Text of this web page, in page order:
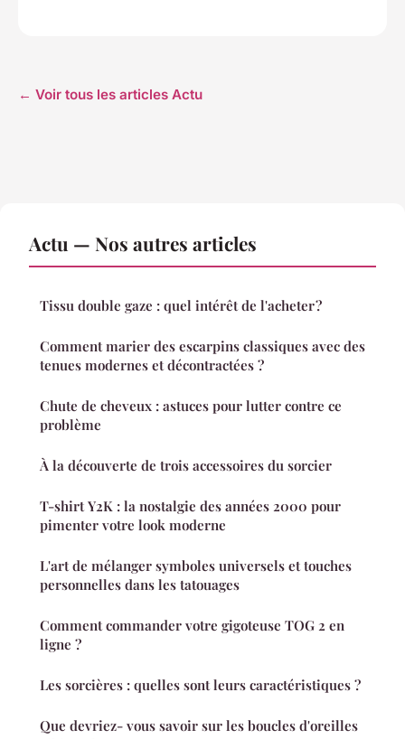
← Voir tous les articles Actu
Actu — Nos autres articles
Tissu double gaze : quel intérêt de l'acheter ?
Comment marier des escarpins classiques avec des
tenues modernes et décontractées ?
Chute de cheveux : astuces pour lutter contre ce
problème
À la découverte de trois accessoires du sorcier
T-shirt Y2K : la nostalgie des années 2000 pour
pimenter votre look moderne
L'art de mélanger symboles universels et touches
personnelles dans les tatouages
Comment commander votre gigoteuse TOG 2 en
ligne ?
Les sorcières : quelles sont leurs caractéristiques ?
Que devriez- vous savoir sur les boucles d'oreilles